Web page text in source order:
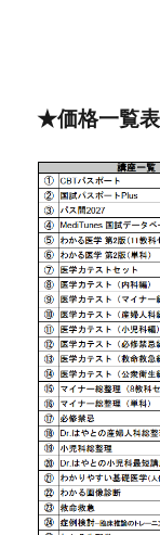
★価格一覧